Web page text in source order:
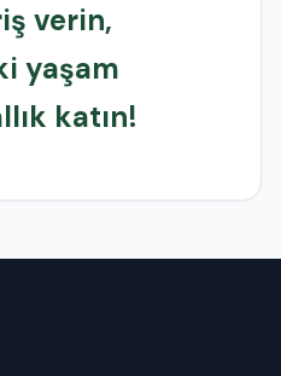
verin,
yaşam
katın!